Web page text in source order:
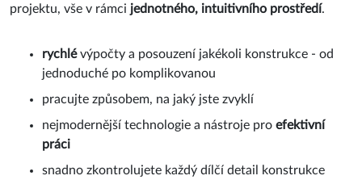
projektu, vše v rámci jednotného, intuitivního prostředí.
rychlévýpočty a posouzení jakékoli konstrukce - od
jednoduché po komplikovanou
pracujte způsobem, na jaký jste zvyklí
nejmodernější technologie a nástroje pro efektivní
práci
snadno zkontrolujete každý dílčí detail konstrukce